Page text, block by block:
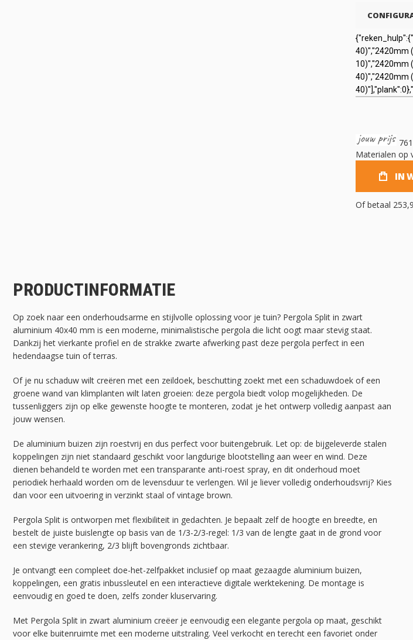
Materialen op
IN
Of betaal
PRODUCTINFORMATIE
Op zoek naar een onderhoudsarme en stijlvolle oplossing voor je tuin? Pergola Split in zwart
aluminium 40x40 mm is een moderne, minimalistische pergola die licht oogt maar stevig staat.
Dankzij het vierkante profiel en de strakke zwarte afwerking past deze pergola perfect in een
hedendaagse tuin of terras.
Of je nu schaduw wilt creëren met een zeildoek, beschutting zoekt met een schaduwdoek of een
groene wand van klimplanten wilt laten groeien: deze pergola biedt volop mogelijkheden. De
tussenliggers zijn op elke gewenste hoogte te monteren, zodat je het ontwerp volledig aanpast aan
jouw wensen.
De aluminium buizen zijn roestvrij en dus perfect voor buitengebruik. Let op: de bijgeleverde stalen
koppelingen zijn niet standaard geschikt voor langdurige blootstelling aan weer en wind. Deze
dienen behandeld te worden met een transparante anti-roest spray, en dit onderhoud moet
periodiek herhaald worden om de levensduur te verlengen. Wil je liever volledig onderhoudsvrij? Kies
dan voor een uitvoering in verzinkt staal of vintage brown.
Pergola Split is ontworpen met flexibiliteit in gedachten. Je bepaalt zelf de hoogte en breedte, en
bestelt de juiste buislengte op basis van de 1/3-2/3-regel: 1/3 van de lengte gaat in de grond voor
een stevige verankering, 2/3 blijft bovengronds zichtbaar.
Je ontvangt een compleet doe-het-zelfpakket inclusief op maat gezaagde aluminium buizen,
koppelingen, een gratis inbussleutel en een interactieve digitale werktekening. De montage is
eenvoudig en goed te doen, zelfs zonder kluservaring.
Met Pergola Split in zwart aluminium creëer je eenvoudig een elegante pergola op maat, geschikt
voor elke buitenruimte met een moderne uitstraling. Veel verkocht en terecht een favoriet onder